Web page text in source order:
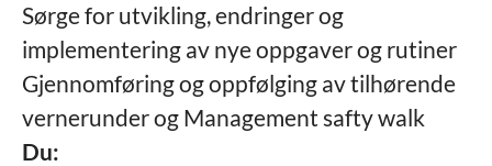
Sørge for utvikling, endringer og
implementering av nye oppgaver og rutiner
Gjennomføring og oppfølging av tilhørende
vernerunder og Management safty walk
Du: